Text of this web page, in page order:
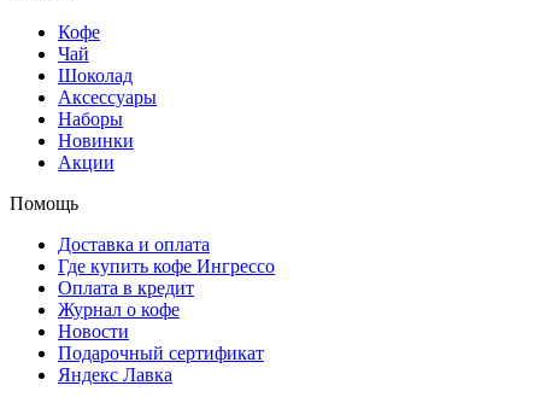
Кофе
Чай
Шоколад
Аксессуары
Наборы
Новинки
Акции
Помощь
Доставка и оплата
Где купить кофе Ингрессо
Оплата в кредит
Журнал о кофе
Новости
Подарочный сертификат
Яндекс Лавка